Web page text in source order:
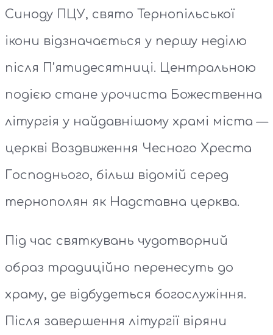
Синоду ПЦУ, свято Тернопільської
ікони відзначається у першу неділю
після П’ятидесятниці. Центральною
подією стане урочиста Божественна
літургія у найдавнішому храмі міста —
церкві Воздвиження Чесного Хреста
Господнього, більш відомій серед
тернополян як Надставна церква.
Під час святкувань чудотворний
образ традиційно перенесуть до
храму, де відбудеться богослужіння.
Після завершення літургії віряни